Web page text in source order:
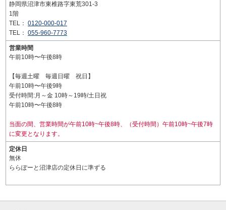
静岡県沼津市東椎路字東荒301-3
1階
TEL： 0120-000-017
TEL： 055-960-7773
営業時間
午前10時〜午後8時
【毎週土曜 毎週日曜 祝日】
午前10時〜午後9時
受付時間:月～金 10時～19時/土日祝
午前10時〜午後8時
当面の間、営業時間が午前10時~午後8時、（受付時間）午前10時~午後7時
に変更となります。
定休日
無休
ららぽーと沼津店の定休日に準ずる